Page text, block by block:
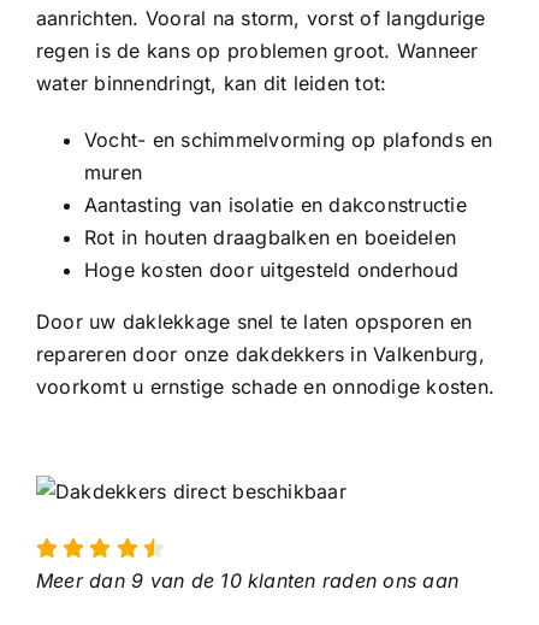
aanrichten. Vooral na storm, vorst of langdurige
regen is de kans op problemen groot. Wanneer
water binnendringt, kan dit leiden tot:
Vocht- en schimmelvorming op plafonds en
muren
Aantasting van isolatie en dakconstructie
Rot in houten draagbalken en boeidelen
Hoge kosten door uitgesteld onderhoud
Door uw daklekkage snel te laten opsporen en
repareren door onze dakdekkers in Valkenburg,
voorkomt u ernstige schade en onnodige kosten.
Meer dan 9 van de 10 klanten raden ons aan